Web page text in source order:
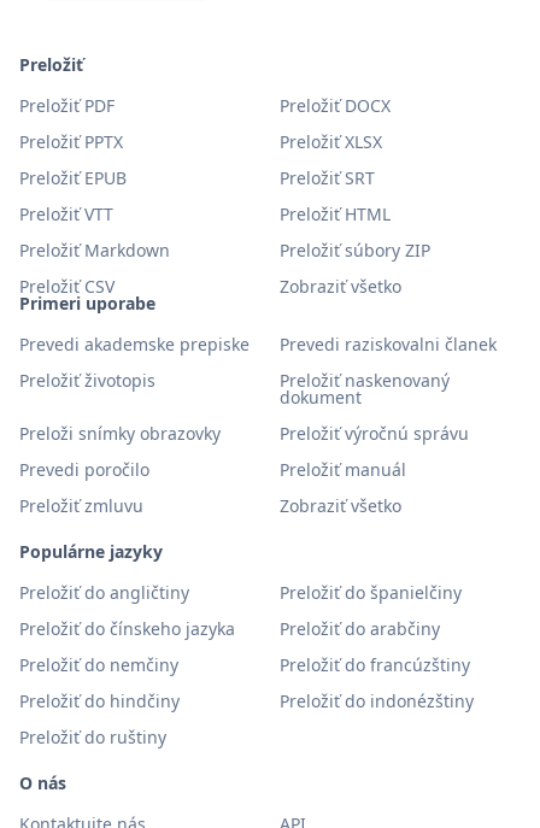
Primeri uporabe
Prevedi akademske prepiske
Prevedi raziskovalni članek
Preložiť životopis
Preložiť naskenovaný
dokument
Preloži snímky obrazovky
Preložiť výročnú správu
Prevedi poročilo
Preložiť manuál
Preložiť zmluvu
Zobraziť všetko
Populárne jazyky
Preložiť do angličtiny
Preložiť do španielčiny
Preložiť do čínskeho jazyka
Preložiť do arabčiny
Preložiť do nemčiny
Preložiť do francúzštiny
Preložiť do hindčiny
Preložiť do indonézštiny
Preložiť do ruštiny
Preložiť
Preložiť PDF
Preložiť DOCX
Preložiť PPTX
Preložiť XLSX
Preložiť EPUB
Preložiť SRT
Preložiť VTT
Preložiť HTML
Preložiť Markdown
Preložiť súbory ZIP
Preložiť CSV
Zobraziť všetko
O nás